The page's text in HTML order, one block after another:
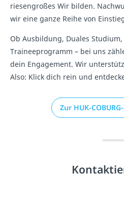
riesengroßes Wir bilden.
wir eine ganze Reihe von
Ob Ausbildung, Duales
Traineeprogramm – bei uns
dein Engagement. Wir
Also: Klick dich rein und
Zur HUK-